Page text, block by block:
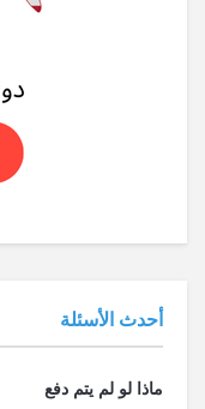
أحدث الأسئلة
ماذا لو لم يتم دفع